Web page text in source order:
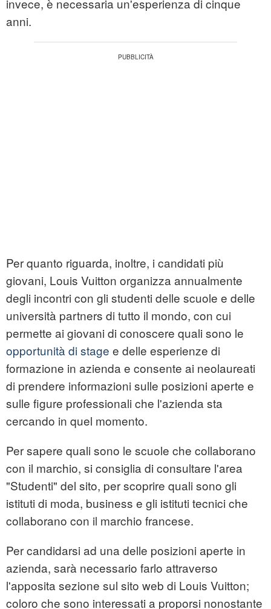
invece, è necessaria un'esperienza di cinque
anni.
Per quanto riguarda, inoltre, i candidati più
giovani, Louis Vuitton organizza annualmente
degli incontri con gli studenti delle scuole e delle
università partners di tutto il mondo, con cui
permette ai giovani di conoscere quali sono le
opportunità di stage e delle esperienze di
formazione in azienda e consente ai neolaureati
di prendere informazioni sulle posizioni aperte e
sulle figure professionali che l'azienda sta
cercando in quel momento.
Per sapere quali sono le scuole che collaborano
con il marchio, si consiglia di consultare l'area
"Studenti" del sito, per scoprire quali sono gli
istituti di moda, business e gli istituti tecnici che
collaborano con il marchio francese.
Per candidarsi ad una delle posizioni aperte in
azienda, sarà necessario farlo attraverso
l'apposita sezione sul sito web di Louis Vuitton;
coloro che sono interessati a proporsi nonostante